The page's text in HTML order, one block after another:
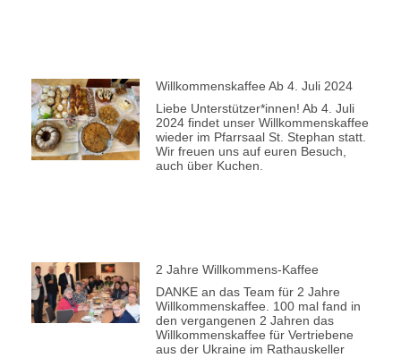
Willkommenskaffee Ab 4. Juli 2024
Liebe Unterstützer*innen! Ab 4. Juli
2024 findet unser Willkommenskaffee
wieder im Pfarrsaal St. Stephan statt.
Wir freuen uns auf euren Besuch,
auch über Kuchen.
2 Jahre Willkommens-Kaffee
DANKE an das Team für 2 Jahre
Willkommenskaffee. 100 mal fand in
den vergangenen 2 Jahren das
Willkommenskaffee für Vertriebene
aus der Ukraine im Rathauskeller